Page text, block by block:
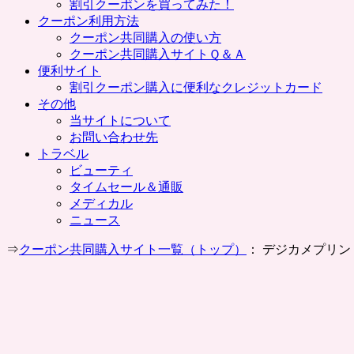
割引クーポンを買ってみた！
クーポン利用方法
クーポン共同購入の使い方
クーポン共同購入サイトＱ＆Ａ
便利サイト
割引クーポン購入に便利なクレジットカード
その他
当サイトについて
お問い合わせ先
トラベル
ビューティ
タイムセール＆通販
メディカル
ニュース
⇒クーポン共同購入サイト一覧（トップ） ： デジカメプリン